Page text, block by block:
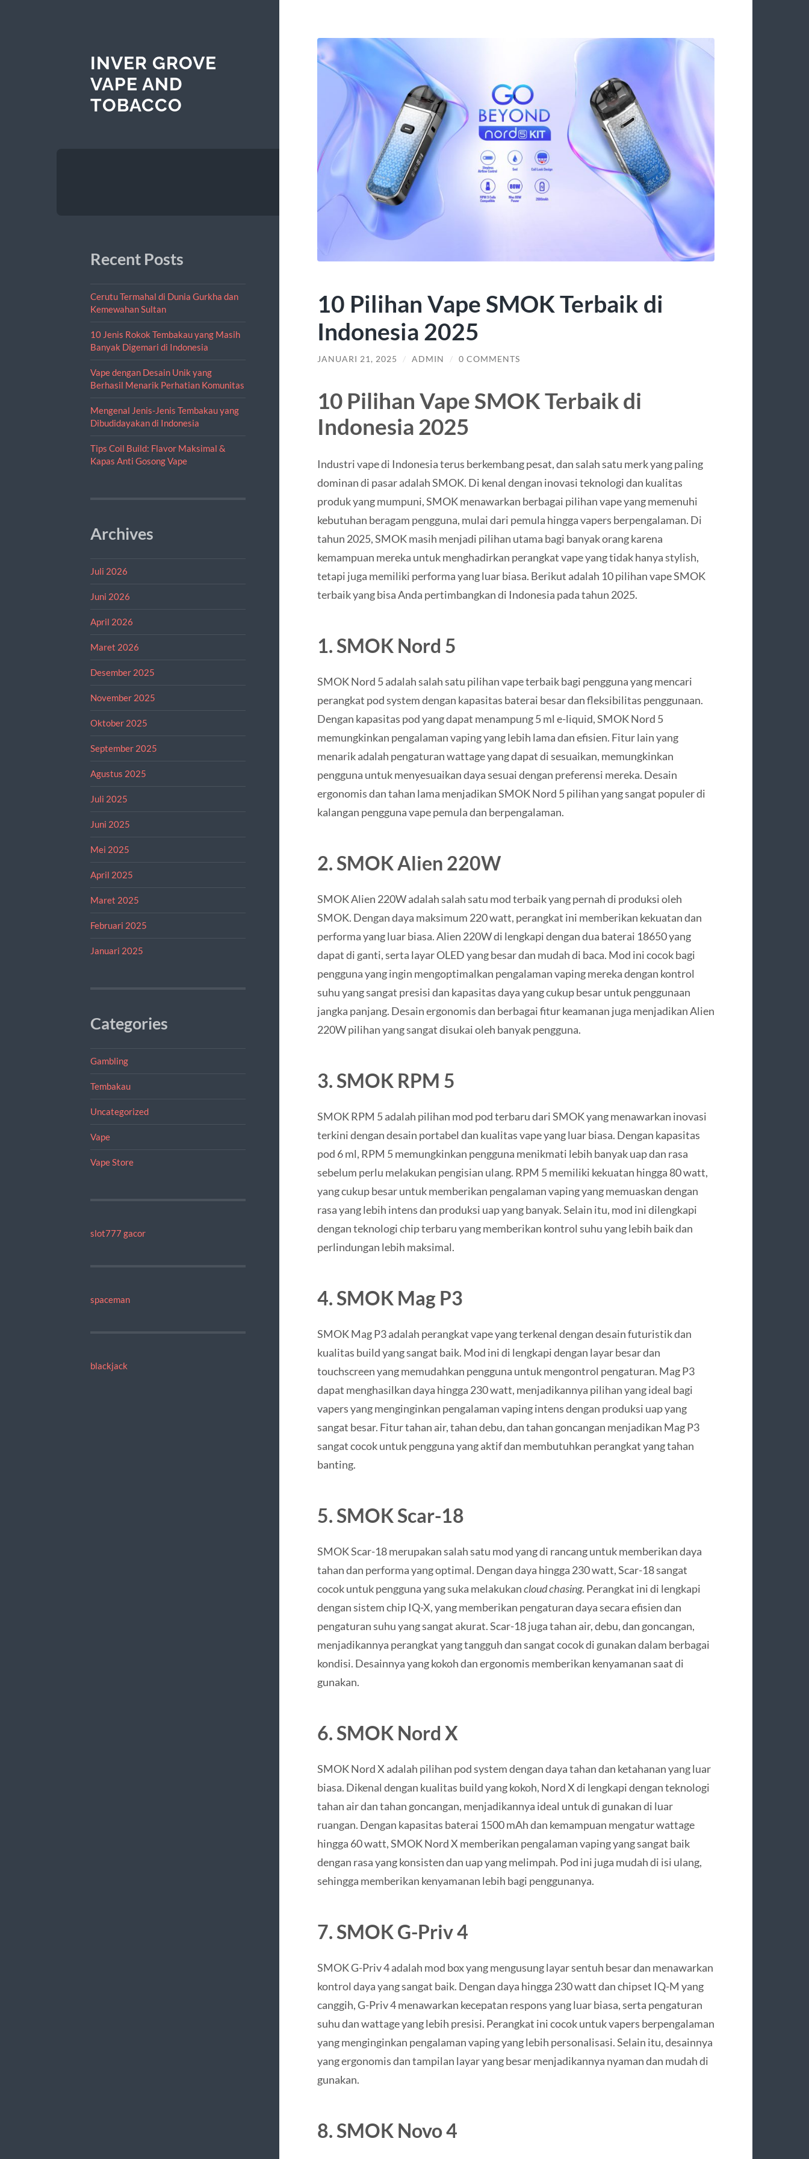
INVER GROVE
VAPE AND
TOBACCO
Recent Posts
Cerutu Termahal di Dunia Gurkha dan
Kemewahan Sultan
10 Jenis Rokok Tembakau yang Masih
Banyak Digemari di Indonesia
Vape dengan Desain Unik yang
Berhasil Menarik Perhatian Komunitas
Mengenal Jenis-Jenis Tembakau yang
Dibudidayakan di Indonesia
Tips Coil Build: Flavor Maksimal &
Kapas Anti Gosong Vape
Archives
Juli 2026
Juni 2026
April 2026
Maret 2026
Desember 2025
November 2025
Oktober 2025
September 2025
Agustus 2025
Juli 2025
Juni 2025
Mei 2025
April 2025
Maret 2025
Februari 2025
Januari 2025
Categories
Gambling
Tembakau
Uncategorized
Vape
Vape Store
slot777 gacor
spaceman
blackjack
10 Pilihan Vape SMOK Terbaik di
Indonesia 2025
JANUARI 21, 2025 / ADMIN / 0 COMMENTS
10 Pilihan Vape SMOK Terbaik di
Indonesia 2025
Industri vape di Indonesia terus berkembang pesat, dan salah satu merk yang paling
dominan di pasar adalah SMOK. Di kenal dengan inovasi teknologi dan kualitas
produk yang mumpuni, SMOK menawarkan berbagai pilihan vape yang memenuhi
kebutuhan beragam pengguna, mulai dari pemula hingga vapers berpengalaman. Di
tahun 2025, SMOK masih menjadi pilihan utama bagi banyak orang karena
kemampuan mereka untuk menghadirkan perangkat vape yang tidak hanya stylish,
tetapi juga memiliki performa yang luar biasa. Berikut adalah 10 pilihan vape SMOK
terbaik yang bisa Anda pertimbangkan di Indonesia pada tahun 2025.
1.SMOK Nord 5
SMOK Nord 5 adalah salah satu pilihan vape terbaik bagi pengguna yang mencari
perangkat pod system dengan kapasitas baterai besar dan fleksibilitas penggunaan.
Dengan kapasitas pod yang dapat menampung 5 ml e-liquid, SMOK Nord 5
memungkinkan pengalaman vaping yang lebih lama dan efisien. Fitur lain yang
menarik adalah pengaturan wattage yang dapat di sesuaikan, memungkinkan
pengguna untuk menyesuaikan daya sesuai dengan preferensi mereka. Desain
ergonomis dan tahan lama menjadikan SMOK Nord 5 pilihan yang sangat populer di
kalangan pengguna vape pemula dan berpengalaman.
2.SMOK Alien 220W
SMOK Alien 220W adalah salah satu mod terbaik yang pernah di produksi oleh
SMOK. Dengan daya maksimum 220 watt, perangkat ini memberikan kekuatan dan
performa yang luar biasa. Alien 220W di lengkapi dengan dua baterai 18650 yang
dapat di ganti, serta layar OLED yang besar dan mudah di baca. Mod ini cocok bagi
pengguna yang ingin mengoptimalkan pengalaman vaping mereka dengan kontrol
suhu yang sangat presisi dan kapasitas daya yang cukup besar untuk penggunaan
jangka panjang. Desain ergonomis dan berbagai fitur keamanan juga menjadikan Alien
220W pilihan yang sangat disukai oleh banyak pengguna.
3.SMOK RPM 5
SMOK RPM 5 adalah pilihan mod pod terbaru dari SMOK yang menawarkan inovasi
terkini dengan desain portabel dan kualitas vape yang luar biasa. Dengan kapasitas
pod 6 ml, RPM 5 memungkinkan pengguna menikmati lebih banyak uap dan rasa
sebelum perlu melakukan pengisian ulang. RPM 5 memiliki kekuatan hingga 80 watt,
yang cukup besar untuk memberikan pengalaman vaping yang memuaskan dengan
rasa yang lebih intens dan produksi uap yang banyak. Selain itu, mod ini dilengkapi
dengan teknologi chip terbaru yang memberikan kontrol suhu yang lebih baik dan
perlindungan lebih maksimal.
4.SMOK Mag P3
SMOK Mag P3 adalah perangkat vape yang terkenal dengan desain futuristik dan
kualitas build yang sangat baik. Mod ini di lengkapi dengan layar besar dan
touchscreen yang memudahkan pengguna untuk mengontrol pengaturan. Mag P3
dapat menghasilkan daya hingga 230 watt, menjadikannya pilihan yang ideal bagi
vapers yang menginginkan pengalaman vaping intens dengan produksi uap yang
sangat besar. Fitur tahan air, tahan debu, dan tahan goncangan menjadikan Mag P3
sangat cocok untuk pengguna yang aktif dan membutuhkan perangkat yang tahan
banting.
5.SMOK Scar-18
SMOK Scar-18 merupakan salah satu mod yang di rancang untuk memberikan daya
tahan dan performa yang optimal. Dengan daya hingga 230 watt, Scar-18 sangat
cocok untuk pengguna yang suka melakukancloud chasing. Perangkat ini di lengkapi
dengan sistem chip IQ-X, yang memberikan pengaturan daya secara efisien dan
pengaturan suhu yang sangat akurat. Scar-18 juga tahan air, debu, dan goncangan,
menjadikannya perangkat yang tangguh dan sangat cocok di gunakan dalam berbagai
kondisi. Desainnya yang kokoh dan ergonomis memberikan kenyamanan saat di
gunakan.
6.SMOK Nord X
SMOK Nord X adalah pilihan pod system dengan daya tahan dan ketahanan yang luar
biasa. Dikenal dengan kualitas build yang kokoh, Nord X di lengkapi dengan teknologi
tahan air dan tahan goncangan, menjadikannya ideal untuk di gunakan di luar
ruangan. Dengan kapasitas baterai 1500 mAh dan kemampuan mengatur wattage
hingga 60 watt, SMOK Nord X memberikan pengalaman vaping yang sangat baik
dengan rasa yang konsisten dan uap yang melimpah. Pod ini juga mudah di isi ulang,
sehingga memberikan kenyamanan lebih bagi penggunanya.
7.SMOK G-Priv 4
SMOK G-Priv 4 adalah mod box yang mengusung layar sentuh besar dan menawarkan
kontrol daya yang sangat baik. Dengan daya hingga 230 watt dan chipset IQ-M yang
canggih, G-Priv 4 menawarkan kecepatan respons yang luar biasa, serta pengaturan
suhu dan wattage yang lebih presisi. Perangkat ini cocok untuk vapers berpengalaman
yang menginginkan pengalaman vaping yang lebih personalisasi. Selain itu, desainnya
yang ergonomis dan tampilan layar yang besar menjadikannya nyaman dan mudah di
gunakan.
8.SMOK Novo 4